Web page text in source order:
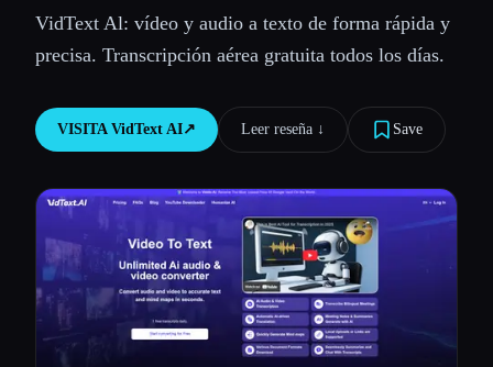
🎓Estudiantes 🎬Creadores
Comparar herramientas
Todas las categorías
Acerca de
VidText Al: vídeo y audio a texto de forma rápida y
precisa. Transcripción aérea gratuita todos los días.
VISITA VidText AI↗︎ Leer reseña ↓︎ Save